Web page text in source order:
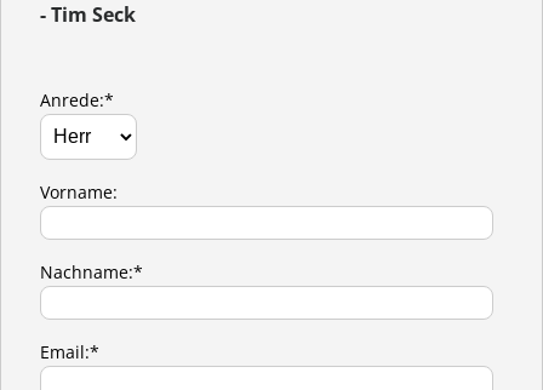
- Tim Seck
Anrede:*
Vorname:
Nachname:*
Email:*